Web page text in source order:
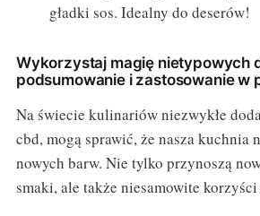
gładki sos. Idealny do deserów!
Wykorzystaj magię nietypowych
podsumowanie i zastosowanie w
Na świecie kulinariów niezwykłe
cbd, mogą sprawić, że nasza kuchnia
nowych barw. Nie tylko przynoszą
smaki, ale także niesamowite